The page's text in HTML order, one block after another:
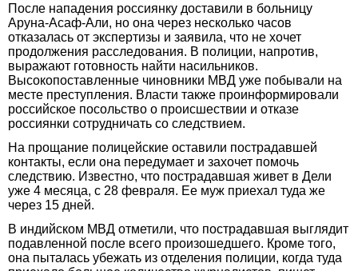
После нападения россиянку доставили в больницу
Аруна-Асаф-Али, но она через несколько часов
отказалась от экспертизы и заявила, что не хочет
продолжения расследования. В полиции, напротив,
выражают готовность найти насильников.
Высокопоставленные чиновники МВД уже побывали на
месте преступления. Власти также проинформировали
российское посольство о происшествии и отказе
россиянки сотрудничать со следствием.
На прощание полицейские оставили пострадавшей
контакты, если она передумает и захочет помочь
следствию. Известно, что пострадавшая живет в Дели
уже 4 месяца, с 28 февраля. Ее муж приехал туда же
через 15 дней.
В индийском МВД отметили, что пострадавшая выглядит
подавленной после всего произошедшего. Кроме того,
она пыталась убежать из отделения полиции, когда туда